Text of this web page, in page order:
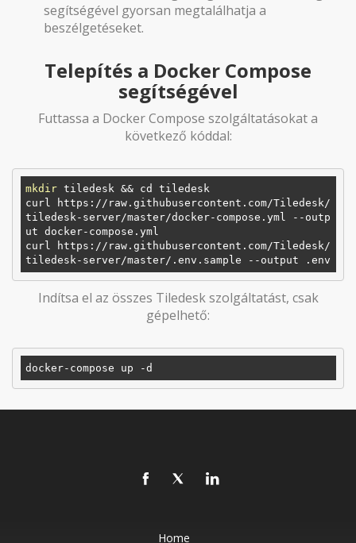
segítségével gyorsan megtalálhatja a
beszélgetéseket.
Telepítés a Docker Compose
segítségével
Futtassa a Docker Compose szolgáltatásokat a
következő kóddal:
mkdir tiledesk && cd tiledesk
curl https://raw.githubusercontent.com/Tiledesk/
tiledesk-server/master/docker-compose.yml --outp
ut docker-compose.yml
curl https://raw.githubusercontent.com/Tiledesk/
Indítsa el az összes Tiledesk szolgáltatást, csak
gépelhető:
Home